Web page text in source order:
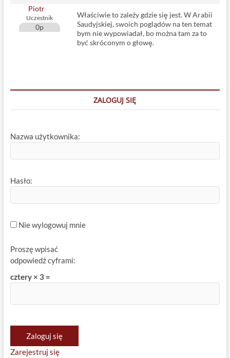
n
Piotr
Uczestnik
0p
Właściwie to zależy gdzie siȩ jest. W Arabii
Saudyjskiej, swoich poglądów na ten temat
bym nie wypowiadał, bo można tam za to
być skróconym o głowȩ.
ZALOGUJ SIĘ
Nazwa użytkownika:
Hasło:
Nie wylogowuj mnie
Proszę wpisać
odpowiedź cyframi:
cztery × 3 =
Zaloguj się
Zarejestruj się